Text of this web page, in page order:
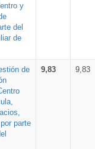
y
del
de
de
parte
9,83 9,83